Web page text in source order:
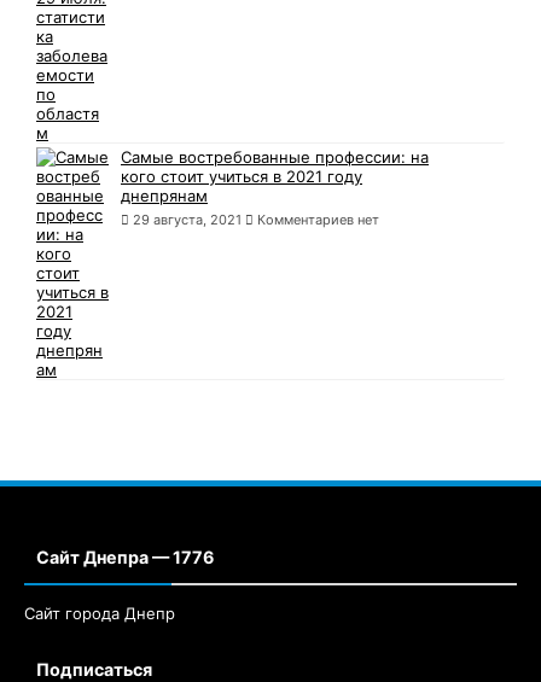
Самые востребованные профессии: на
кого стоит учиться в 2021 году
днепрянам
29 августа, 2021 Комментариев нет
Сайт Днепра — 1776
Сайт города Днепр
Подписаться